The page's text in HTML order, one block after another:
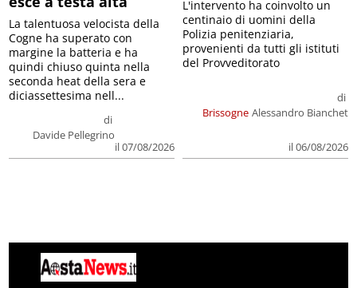
di
Davide Pellegrino
il 07/08/2026
La talentuosa velocista della
Cogne ha superato con
margine la batteria e ha
quindi chiuso quinta nella
seconda heat della sera e
diciassettesima nell...
Brissogne
di
Alessandro Bianchet
il 06/08/2026
L'intervento ha coinvolto un
centinaio di uomini della
Polizia penitenziaria,
provenienti da tutti gli istituti
del Provveditorato